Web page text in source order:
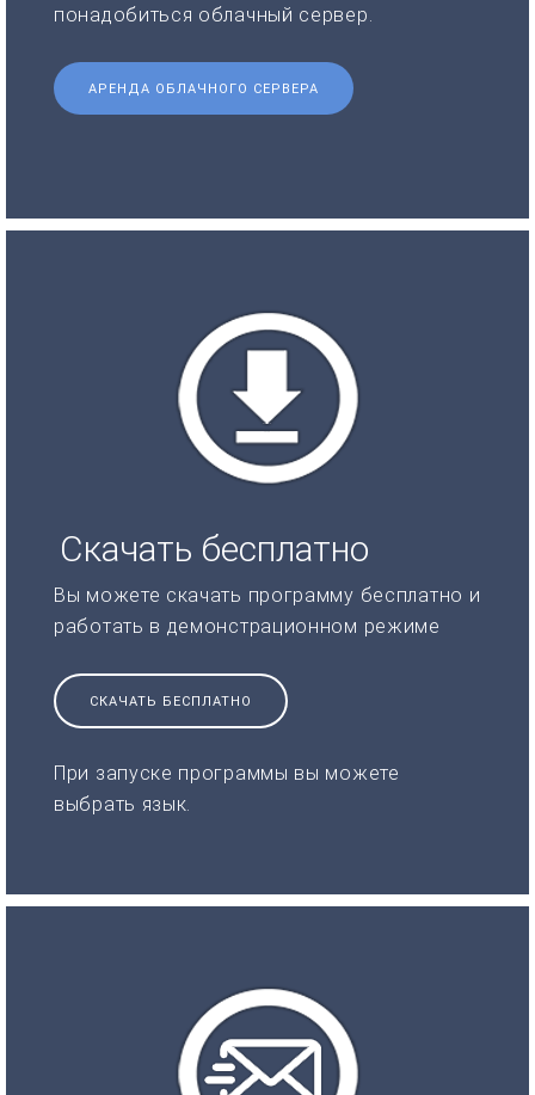
понадобиться облачный сервер.
АРЕНДА ОБЛАЧНОГО СЕРВЕРА
Скачать бесплатно
Вы можете скачать программу бесплатно и
работать в демонстрационном режиме
СКАЧАТЬ БЕСПЛАТНО
При запуске программы вы можете
выбрать язык.